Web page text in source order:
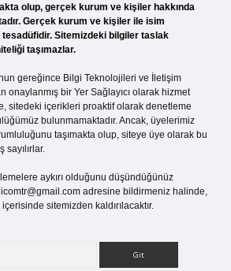
olup, gerçek kurum ve kişiler hakkında
Gerçek kurum ve kişiler ile isim
Sitemizdeki bilgiler taslak
taşımazlar.
gereğince Bilgi Teknolojileri ve İletişim
onaylanmış bir Yer Sağlayıcı olarak hizmet
sitedeki içerikleri proaktif olarak denetleme
bulunmamaktadır. Ancak, üyelerimiz
taşımakta olup, siteye üye olarak bu
aykırı olduğunu düşündüğünüz
adresine bildirmeniz halinde,
sitemizden kaldırılacaktır.